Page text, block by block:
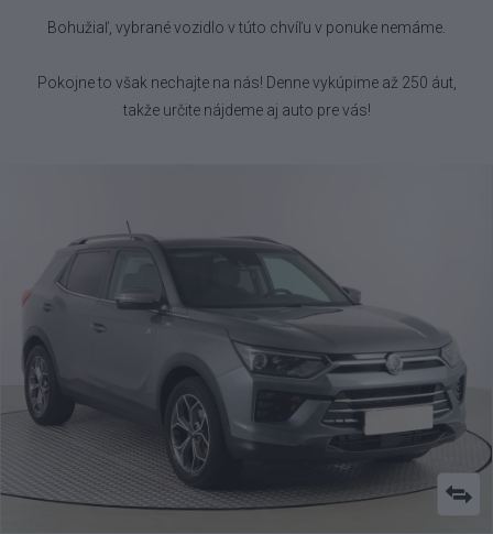
Bohužiaľ, vybrané vozidlo v túto chvíľu v ponuke nemáme.
Pokojne to však nechajte na nás! Denne vykúpime až 250 áut,
takže určite nájdeme aj auto pre vás!